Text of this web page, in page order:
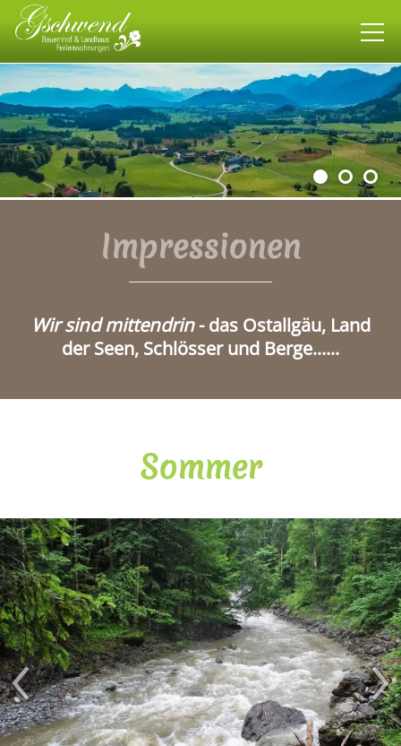
Bauernhof
Landhaus
allgäuweit
Impressionen
Kontakt
Impressionen
Wir sind mittendrin-das Ostallgäu, Land
der Seen, Schlösser und Berge......
Sommer